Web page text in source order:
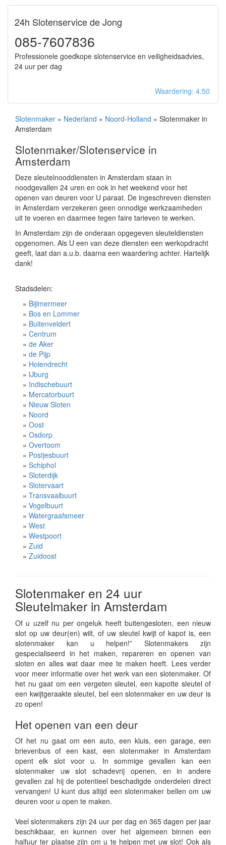
24h Slotenservice de Jong
085-7607836
Professionele goedkope slotenservice en veiligheidsadvies,
24 uur per dag
Waardering: 4.50
Slotenmaker » Nederland » Noord-Holland » Slotenmaker in
Amsterdam
Slotenmaker/Slotenservice in
Amsterdam
Deze sleutelnooddiensten in Amsterdam staan in
noodgevallen 24 uren en ook in het weekend voor het
openen van deuren voor U paraat. De ingeschreven diensten
in Amsterdam verzekeren geen onnodige werkzaamheden
uit te voeren en daarmee tegen faire tarieven te werken.
In Amsterdam zijn de onderaan opgegeven sleuteldiensten
opgenomen. Als U een van deze diensten een werkopdracht
geeft, laat dan a.u.b. daarna een waardering achter. Hartelijk
dank!
Stadsdelen:
» Bijlmermeer
» Bos en Lommer
» Buitenveldert
» Centrum
» de Aker
» de Pijp
» Holendrecht
» IJburg
» Indischebuurt
» Mercatorbuurt
» Nieuw Sloten
» Noord
» Oost
» Osdorp
» Overtoom
» Postjesbuurt
» Schiphol
» Sloterdijk
» Slotervaart
» Transvaalbuurt
» Vogelbuurt
» Watergraafsmeer
» West
» Westpoort
» Zuid
» Zuidoost
Slotenmaker en 24 uur
Sleutelmaker in Amsterdam
Of u uzelf nu per ongeluk heeft buitengesloten, een nieuw
slot op uw deur(en) wilt, of uw sleutel kwijt of kapot is, een
slotenmaker kan u helpen!” Slotenmakers zijn
gespecialiseerd in het maken, repareren en openen van
sloten en alles wat daar mee te maken heeft. Lees verder
voor meer informatie over het werk van een slotenmaker. Of
het nu gaat om een vergeten sleutel, een kapotte sleutel of
een kwijtgeraakte sleutel, bel een slotenmaker en uw deur is
zo open!
Het openen van een deur
Of het nu gaat om een auto, een kluis, een garage, een
brievenbus of een kast, een slotenmaker in Amsterdam
opent elk slot voor u. In sommige gevallen kan een
slotenmaker uw slot schadevrij openen, en in andere
gevallen zal hij de potentieel beschadigde onderdelen direct
vervangen! U kunt dus altijd een slotenmaker bellen om uw
deuren voor u open te maken.
Veel slotenmakers zijn 24 uur per dag en 365 dagen per jaar
beschikbaar, en kunnen over het algemeen binnen een
halfuur ter plaatse zijn om u te helpen met uw slot! Ook als